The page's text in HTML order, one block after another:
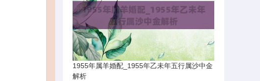
1955年属羊婚配_1955年乙未年五行属沙中金
解析